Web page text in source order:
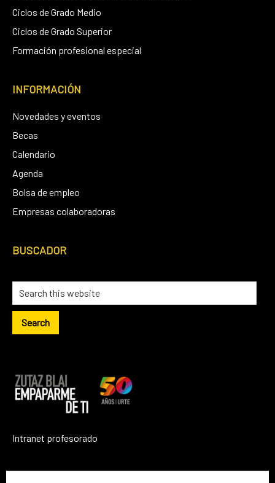
Ciclos de Grado Medio
Ciclos de Grado Superior
Formación profesional especial
INFORMACIÓN
Novedades y eventos
Becas
Calendario
Agenda
Bolsa de empleo
Empresas colaboradoras
BUSCADOR
Search
this
website
Intranet profesorado